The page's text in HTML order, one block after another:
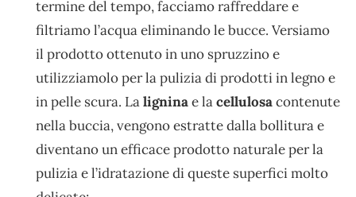
termine del tempo, facciamo raffreddare e
filtriamo l’acqua eliminando le bucce. Versiamo
il prodotto ottenuto in uno spruzzino e
utilizziamolo per la pulizia di prodotti in legno e
in pelle scura. Laligninae lacellulosacontenute
nella buccia, vengono estratte dalla bollitura e
diventano un efficace prodotto naturale per la
pulizia e l’idratazione di queste superfici molto